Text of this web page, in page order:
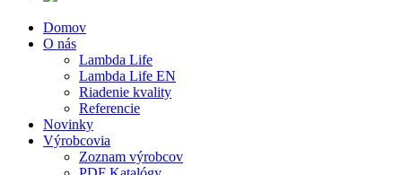
Domov
O nás
Lambda Life
Lambda Life EN
Riadenie kvality
Referencie
Novinky
Výrobcovia
Zoznam výrobcov